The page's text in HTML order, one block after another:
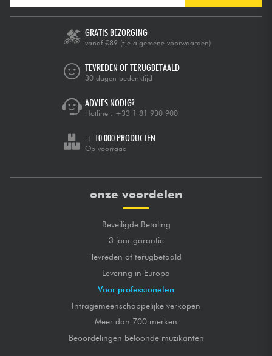
GRATIS BEZORGING
vanaf €89 (zie algemene voorwaarden)
TEVREDEN OF TERUGBETAALD
30 dagen bedenktijd
ADVIES NODIG?
Hotline : +33 1 81 930 900
+ 10.000 PRODUCTEN
Op voorraad
onze voordelen
Beveiligde Betaling
3 jaar garantie
Tevreden of terugbetaald
Levering in Europa
Voor professionelen
Intragemeenschappelijke verkopen
Meer dan 700 merken
Beoordelingen beloonde muzikanten